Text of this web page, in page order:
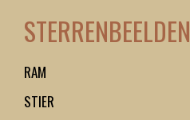
STERRENBEELDEN
RAM
STIER